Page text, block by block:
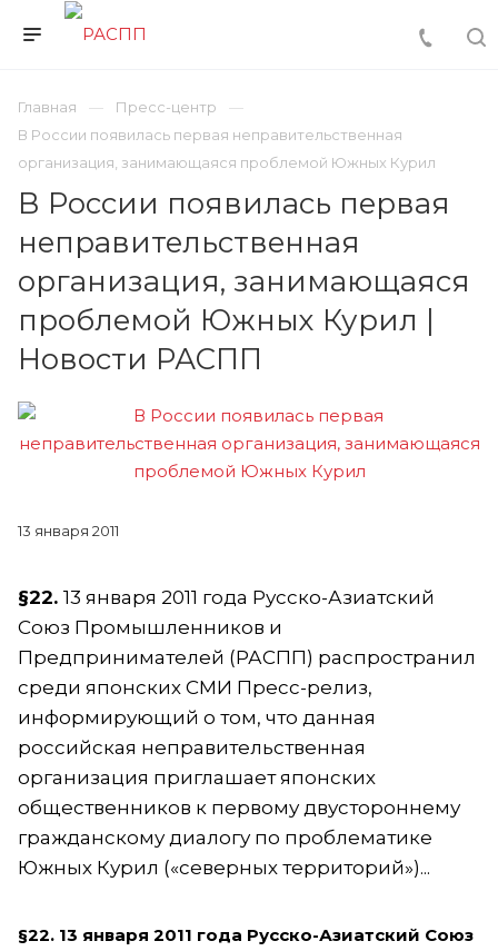
Главная
Пресс-центр
В России появилась первая неправительственная
организация, занимающаяся проблемой Южных Курил
В России появилась первая
неправительственная
организация, занимающаяся
проблемой Южных Курил |
Новости РАСПП
13 января 2011
§22. 13 января 2011 года Русско-Азиатский
Союз Промышленников и
Предпринимателей (РАСПП) распространил
среди японских СМИ Пресс-релиз,
информирующий о том, что данная
российская неправительственная
организация приглашает японских
общественников к первому двустороннему
гражданскому диалогу по проблематике
Южных Курил («северных территорий»)...
§22. 13 января 2011 года Русско-Азиатский Союз